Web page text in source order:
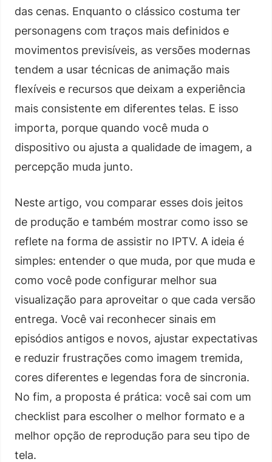
das cenas. Enquanto o clássico costuma ter
personagens com traços mais definidos e
movimentos previsíveis, as versões modernas
tendem a usar técnicas de animação mais
flexíveis e recursos que deixam a experiência
mais consistente em diferentes telas. E isso
importa, porque quando você muda o
dispositivo ou ajusta a qualidade de imagem, a
percepção muda junto.
Neste artigo, vou comparar esses dois jeitos
de produção e também mostrar como isso se
reflete na forma de assistir no IPTV. A ideia é
simples: entender o que muda, por que muda e
como você pode configurar melhor sua
visualização para aproveitar o que cada versão
entrega. Você vai reconhecer sinais em
episódios antigos e novos, ajustar expectativas
e reduzir frustrações como imagem tremida,
cores diferentes e legendas fora de sincronia.
No fim, a proposta é prática: você sai com um
checklist para escolher o melhor formato e a
melhor opção de reprodução para seu tipo de
tela.